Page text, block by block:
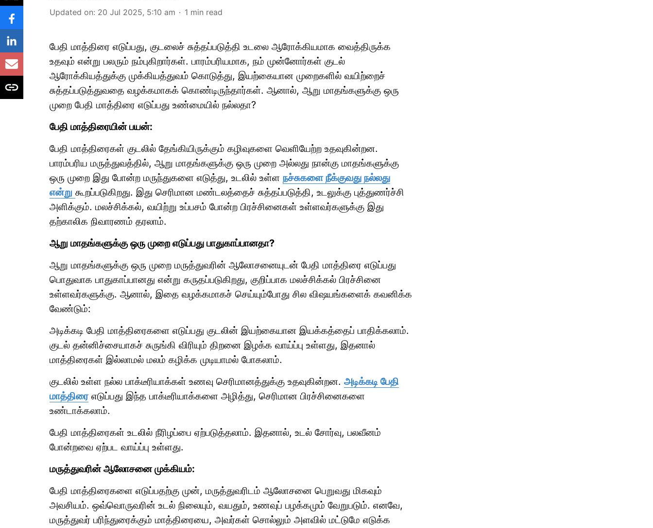
Updated on: 20 Jul 2025, 5:10 am 1 min read
பேதி மாத்திரை எடுப்பது, குடலைச் சுத்தப்படுத்தி உடலை ஆரோக்கியமாக வைத்திருக்க
உதவும் என்று பலரும் நம்புகிறார்கள். பாரம்பரியமாக, நம் முன்னோர்கள் குடல்
ஆரோக்கியத்துக்கு முக்கியத்துவம் கொடுத்து, இயற்கையான முறைகளில் வயிற்றைச்
சுத்தப்படுத்துவதை வழக்கமாகக் கொண்டிருந்தார்கள். ஆனால், ஆறு மாதங்களுக்கு ஒரு
முறை பேதி மாத்திரை எடுப்பது உண்மையில் நல்லதா?
பேதி மாத்திரையின் பயன்:
பேதி மாத்திரைகள் குடலில் தேங்கியிருக்கும் கழிவுகளை வெளியேற்ற உதவுகின்றன.
பாரம்பரிய மருத்துவத்தில், ஆறு மாதங்களுக்கு ஒரு முறை அல்லது நான்கு மாதங்களுக்கு
ஒரு முறை இது போன்ற மருந்துகளை எடுத்து, உடலில் உள்ள நச்சுகளை நீக்குவது நல்லது
என்று கூறப்படுகிறது. இது செரிமான மண்டலத்தைச் சுத்தப்படுத்தி, உடலுக்கு புத்துணர்ச்சி
அளிக்கும். மலச்சிக்கல், வயிற்று உப்பசம் போன்ற பிரச்சினைகள் உள்ளவர்களுக்கு இது
தற்காலிக நிவாரணம் தரலாம்.
ஆறு மாதங்களுக்கு ஒரு முறை எடுப்பது பாதுகாப்பானதா?
ஆறு மாதங்களுக்கு ஒரு முறை மருத்துவரின் ஆலோசனையுடன் பேதி மாத்திரை எடுப்பது
பொதுவாக பாதுகாப்பானது என்று கருதப்படுகிறது, குறிப்பாக மலச்சிக்கல் பிரச்சினை
உள்ளவர்களுக்கு. ஆனால், இதை வழக்கமாகச் செய்யும்போது சில விஷயங்களைக் கவனிக்க
வேண்டும்:
அடிக்கடி பேதி மாத்திரைகளை எடுப்பது குடலின் இயற்கையான இயக்கத்தைப் பாதிக்கலாம்.
குடல் தன்னிச்சையாகச் சுருங்கி விரியும் திறனை இழக்க வாய்ப்பு உள்ளது, இதனால்
மாத்திரைகள் இல்லாமல் மலம் கழிக்க முடியாமல் போகலாம்.
குடலில் உள்ள நல்ல பாக்டீரியாக்கள் உணவு செரிமானத்துக்கு உதவுகின்றன. அடிக்கடி பேதி
மாத்திரைஎடுப்பது இந்த பாக்டீரியாக்களை அழித்து, செரிமான பிரச்சினைகளை
உண்டாக்கலாம்.
பேதி மாத்திரைகள் உடலில் நீரிழப்பை ஏற்படுத்தலாம். இதனால், உடல் சோர்வு, பலவீனம்
போன்றவை ஏற்பட வாய்ப்பு உள்ளது.
மருத்துவரின் ஆலோசனை முக்கியம்:
பேதி மாத்திரைகளை எடுப்பதற்கு முன், மருத்துவரிடம் ஆலோசனை பெறுவது மிகவும்
அவசியம். ஒவ்வொருவரின் உடல் நிலையும், வயதும், உணவுப் பழக்கமும் வேறுபடும். எனவே,
மருத்துவர் பரிந்துரைக்கும் மாத்திரையை, அவர்கள் சொல்லும் அளவில் மட்டுமே எடுக்க